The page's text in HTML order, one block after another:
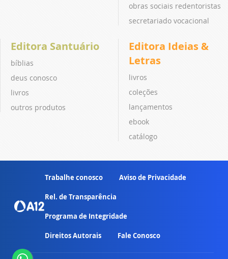
obras sociais redentoristas
secretariado vocacional
Editora Santuário
bíblias
deus conosco
livros
outros produtos
Editora Ideias &
Letras
livros
coleções
lançamentos
ebook
catálogo
Trabalhe conosco Aviso de Privacidade
Rel. de Transparência
Programa de Integridade
Direitos Autorais Fale Conosco